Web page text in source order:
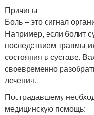
Причины
Боль – это сигнал
Например, если болит
последствием травмы
состояния в суставе.
своевременно
лечения.
Пострадавшему
медицинскую помощь: